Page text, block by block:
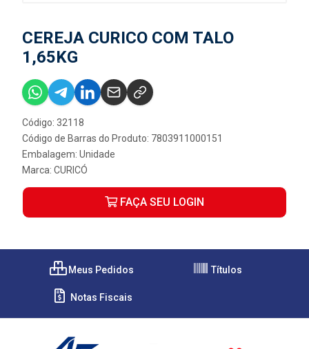
CEREJA CURICO COM TALO
1,65KG
Código: 32118
Código de Barras do Produto: 7803911000151
Embalagem: Unidade
Marca: CURICÓ
FAÇA SEU LOGIN
Meus Pedidos Títulos
Notas Fiscais